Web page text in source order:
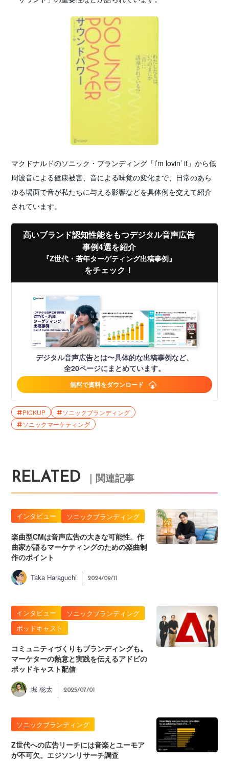
マクドナルドのソニック・ブランディング「i’m lovin’ it」から低
周波音による健康被害、音による味覚の変化まで、日常のあら
ゆる場面で音が私たちに与える影響などを具体例を交えて紹介
されています。
高いブランド認知性能をもつデジタル音声広告
事例4選を紹介
『Z世代・若年ターゲティング出稿事例』
をチェック！
デジタル音声広告とは〜具体的な出稿事例など、
全20ページにまとめています。
無料で資料をダウンロード
PICKUP
ソニックブランディング
ソニックマーケティング
RELATED ｜関連記事
インタビュー ソニックブランディング
楽曲型CMは音声広告の大きな可能性。作
曲家が語るマーケティングのための楽曲制
作のポイント
Taka Haraguchi 2024/09/11
インタビュー
ソニックブランディング
ポッドキャスト
コミュニティづくりもブランディングも。
マーケターの熱意と実践を伝えるアドビの
ポッドキャスト配信
堀 聡太 2025/07/01
ソニックブランディング
Z世代への広告リーチには音楽とユーモア
が不可欠。エジソンリサーチ調査